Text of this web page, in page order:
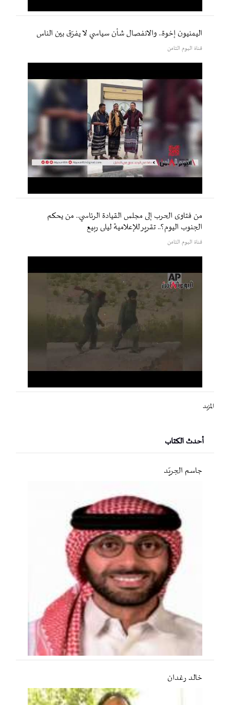
اليمنيون إخوة.. والانفصال شأن سياسي لا يفرّق بين الناس
قناة اليوم الثامن
من فتاوى الحرب إلى مجلس القيادة الرئاسي.. من يحكم
الجنوب اليوم؟.. تقرير للإعلامية ليلى ربيع
قناة اليوم الثامن
المزيد
أحدث الكتاب
جاسم الجريّد
خالد رغدان